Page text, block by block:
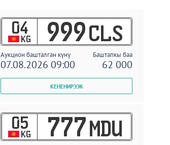
04
KG 999 CLS
Аукцион башталган күнү Баштапкы баа
07.08.2026 09:00 62 000
05
KG 777 MDU